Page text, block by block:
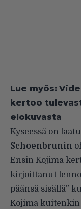
Lue myös:
kertoo
elokuvasta
Kyseessä on
Schoenbrunin
Ensin Kojima
kirjoittanut
päänsä sisällä”
Kojima kuitenkin